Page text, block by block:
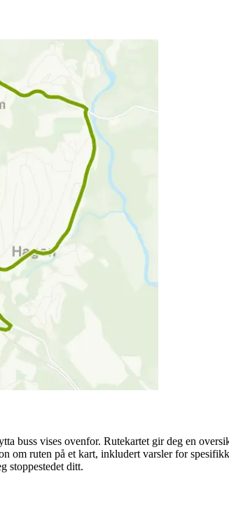
buss vises ovenfor. Rutekartet gir deg en
om ruten på et kart, inkludert varsler for
stoppestedet ditt.